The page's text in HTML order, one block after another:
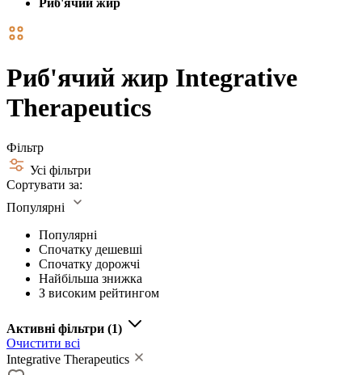
Риб'ячий жир
Риб'ячий жир Integrative
Therapeutics
Фільтр
Усі фільтри
Сортувати за:
Популярні
Популярні
Спочатку дешевші
Спочатку дорожчі
Найбільша знижка
З високим рейтингом
Активні фільтри (1)
Очистити всі
Integrative Therapeutics